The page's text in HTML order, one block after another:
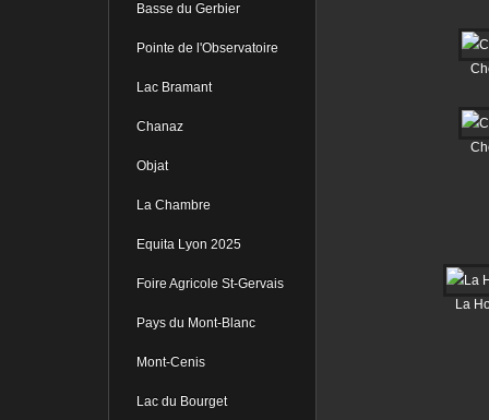
Basse du Gerbier
Pointe de l'Observatoire
Lac Bramant
Chanaz
Objat
La Chambre
Equita Lyon 2025
Foire Agricole St-Gervais
Pays du Mont-Blanc
Mont-Cenis
Lac du Bourget
La